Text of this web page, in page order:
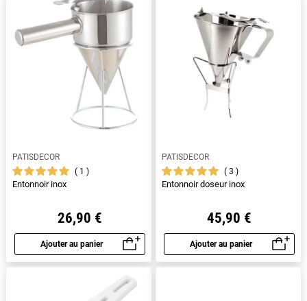
PATISDECOR
1
Entonnoir inox
26,90 €
Ajouter au panier
Aperçu rapide
PATISDECOR
3
Entonnoir doseur inox
45,90 €
Ajouter au panier
Aperçu rapide